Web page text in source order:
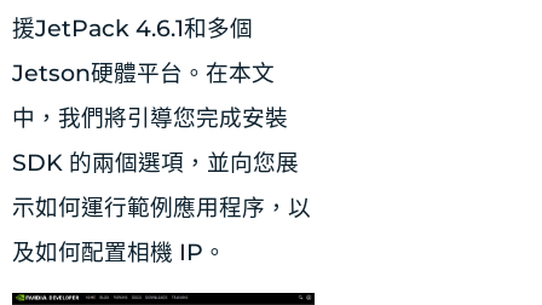
援JetPack 4.6.1和多個
Jetson硬體平台。在本文
中，我們將引導您完成安裝
SDK 的兩個選項，並向您展
示如何運行範例應用程序，以
及如何配置相機 IP。